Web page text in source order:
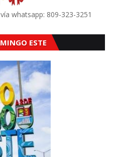
whatsapp: 809-323-3251
ESTE